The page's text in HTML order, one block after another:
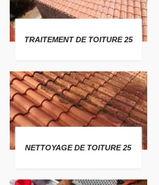
TRAITEMENT DE TOITURE 25
NETTOYAGE DE TOITURE 25